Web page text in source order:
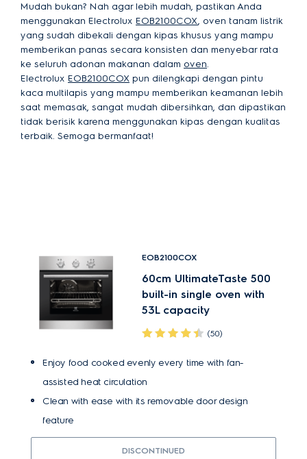
Mudah bukan? Nah agar lebih mudah, pastikan Anda
menggunakan Electrolux EOB2100COX, oven tanam listrik
yang sudah dibekali dengan kipas khusus yang mampu
memberikan panas secara konsisten dan menyebar rata
ke seluruh adonan makanan dalam oven.
Electrolux EOB2100COX pun dilengkapi dengan pintu
kaca multilapis yang mampu memberikan keamanan lebih
saat memasak, sangat mudah dibersihkan, dan dipastikan
tidak berisik karena menggunakan kipas dengan kualitas
terbaik. Semoga bermanfaat!
EOB2100COX
60cm UltimateTaste 500
built-in single oven with
53L capacity
(50)
Enjoy food cooked evenly every time with fan-
assisted heat circulation
Clean with ease with its removable door design
feature
DISCONTINUED